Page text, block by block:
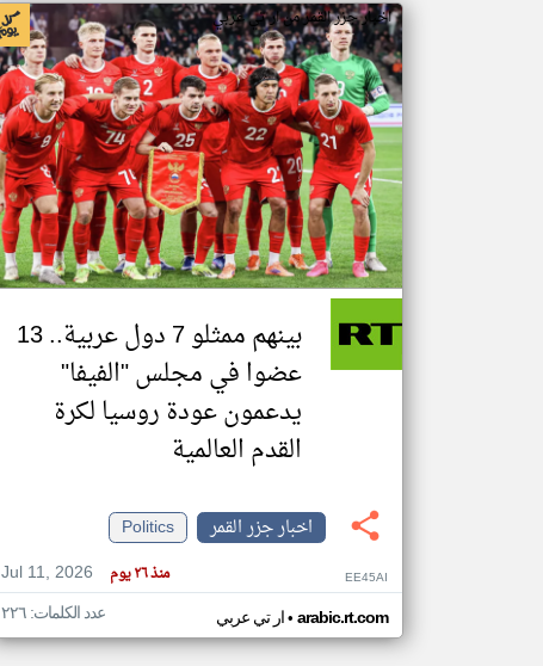
اخبار جزر القمر من ار تي عربي
بينهم ممثلو 7 دول عربية.. 13
عضوا في مجلس "الفيفا"
يدعمون عودة روسيا لكرة
القدم العالمية
اخبار جزر القمر
Politics
Jul 11, 2026
منذ ٢٦ يوم EE45AI
ار تي عربي• arabic.rt.com عدد الكلمات: ٢٢٦